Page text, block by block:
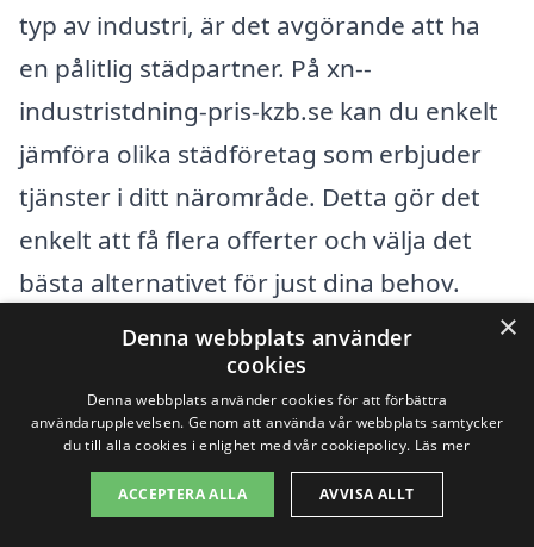
typ av industri, är det avgörande att ha
en pålitlig städpartner. På xn--
industristdning-pris-kzb.se kan du enkelt
jämföra olika städföretag som erbjuder
tjänster i ditt närområde. Detta gör det
enkelt att få flera offerter och välja det
bästa alternativet för just dina behov.
När du söker efter företag för
industristädning i Forserum, kan det
också vara värt att titta på andra
närliggande städer. Här är några exempel
×
Denna webbplats använder
cookies
Denna webbplats använder cookies för att förbättra
användarupplevelsen. Genom att använda vår webbplats samtycker
du till alla cookies i enlighet med vår cookiepolicy. Läs mer
ACCEPTERA ALLA AVVISA ALLT